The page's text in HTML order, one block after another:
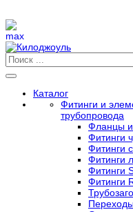
Каталог
Фитинги и
трубопровода
Фланцы
Фитинги
Фитинги
Фитинги
Фитинги
Фитинги